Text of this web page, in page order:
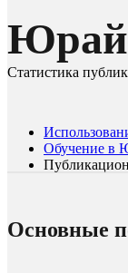
Статистика
Обучение в
Основные